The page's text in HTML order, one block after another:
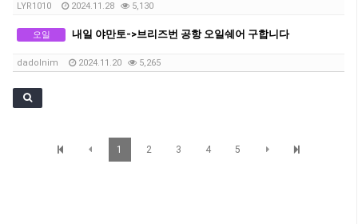
LYR1010 2024.11.28 5,130
오일 내일 야만토->브리즈번 공항 오일쉐어 구합니다
dadolnim 2024.11.20 5,265
1 2 3 4 5